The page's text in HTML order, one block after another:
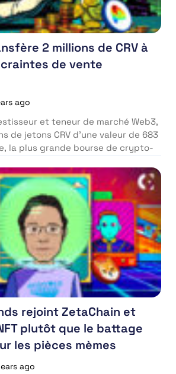
2 millions de CRV à
de vente
ago
et teneur de marché Web3,
de jetons CRV d’une valeur de 683
la plus grande bourse de crypto-
rejoint ZetaChain et
plutôt que le battage
les pièces mèmes
ago